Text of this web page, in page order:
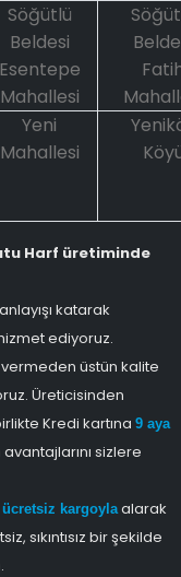
Söğütlü
Beldesi
Esentepe
Mahallesi
Yeni
Mahallesi
Harf üretiminde
katarak
ediyoruz.
üstün kalite
Üreticisinden
Kredi kartına 9 aya
sizlere
ücretsiz kargoylaalarak
sıkıntısız bir şekilde